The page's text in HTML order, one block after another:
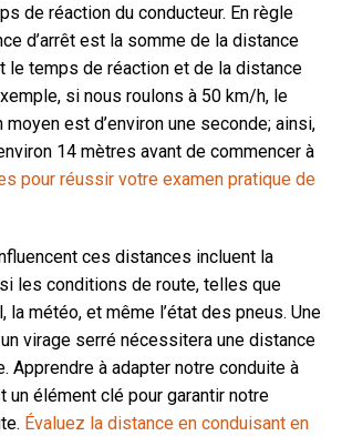
de réaction du conducteur. En règle
d’arrêt est la somme de la distance
le temps de réaction et de la distance
si nous roulons à 50 km/h, le
est d’environ une seconde; ainsi,
14 mètres avant de commencer à
pour réussir votre examen pratique de
ces distances incluent la
les conditions de route, telles que
la météo, et même l’état des pneus. Une
virage serré nécessitera une distance
Apprendre à adapter notre conduite à
élément clé pour garantir notre
Évaluez la distance en conduisant en